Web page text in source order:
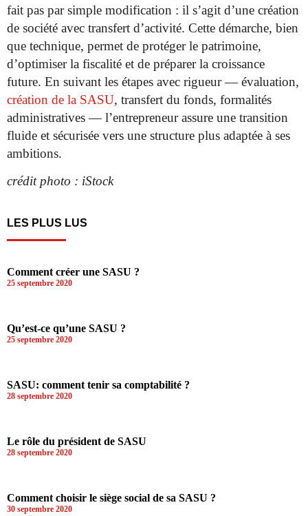
fait pas par simple modification : il s’agit d’une création
de société avec transfert d’activité. Cette démarche, bien
que technique, permet de protéger le patrimoine,
d’optimiser la fiscalité et de préparer la croissance
future. En suivant les étapes avec rigueur — évaluation,
création de la SASU, transfert du fonds, formalités
administratives — l’entrepreneur assure une transition
fluide et sécurisée vers une structure plus adaptée à ses
ambitions.
crédit photo : iStock
LES PLUS LUS
Comment créer une SASU ?
25 septembre 2020
Qu’est-ce qu’une SASU ?
25 septembre 2020
SASU: comment tenir sa comptabilité ?
28 septembre 2020
Le rôle du président de SASU
28 septembre 2020
Comment choisir le siège social de sa SASU ?
30 septembre 2020